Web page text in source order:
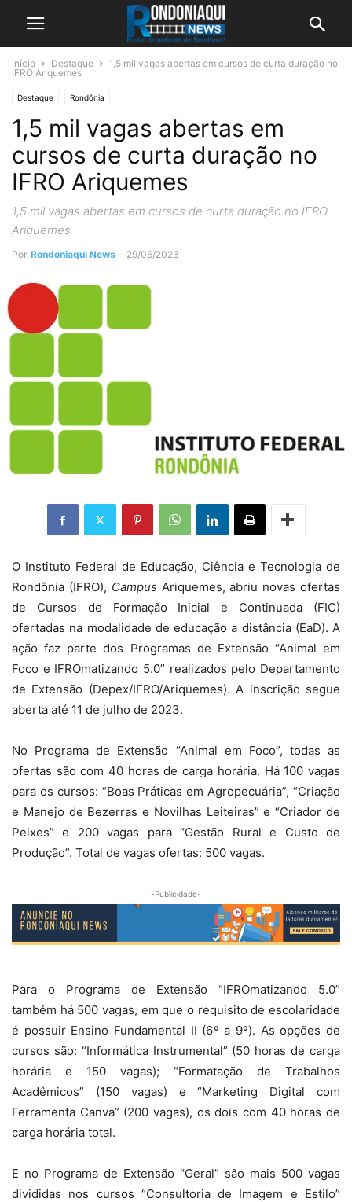
Início Destaque
1,5 mil vagas abertas em cursos de curta duração no
IFRO Ariquemes
Destaque Rondônia
1,5 mil vagas abertas em
cursos de curta duração no
IFRO Ariquemes
1,5 mil vagas abertas em cursos de curta duração no IFRO
Ariquemes
Por Rondoniaqui News - 29/06/2023
O Instituto Federal de Educação, Ciência e Tecnologia de
Rondônia (IFRO), Campus Ariquemes, abriu novas ofertas
de Cursos de Formação Inicial e Continuada (FIC)
ofertadas na modalidade de educação a distância (EaD). A
ação faz parte dos Programas de Extensão “Animal em
Foco e IFROmatizando 5.0” realizados pelo Departamento
de Extensão (Depex/IFRO/Ariquemes). A inscrição segue
aberta até 11 de julho de 2023.
No Programa de Extensão “Animal em Foco”, todas as
ofertas são com 40 horas de carga horária. Há 100 vagas
para os cursos: “Boas Práticas em Agropecuária”, “Criação
e Manejo de Bezerras e Novilhas Leiteiras” e “Criador de
Peixes” e 200 vagas para “Gestão Rural e Custo de
Produção”. Total de vagas ofertas: 500 vagas.
-Publicidade-
Para o Programa de Extensão “IFROmatizando 5.0”
também há 500 vagas, em que o requisito de escolaridade
é possuir Ensino Fundamental II (6º a 9º). As opções de
cursos são: “Informática Instrumental” (50 horas de carga
horária e 150 vagas); “Formatação de Trabalhos
Acadêmicos” (150 vagas) e “Marketing Digital com
Ferramenta Canva” (200 vagas), os dois com 40 horas de
carga horária total.
E no Programa de Extensão “Geral” são mais 500 vagas
divididas nos cursos “Consultoria de Imagem e Estilo”